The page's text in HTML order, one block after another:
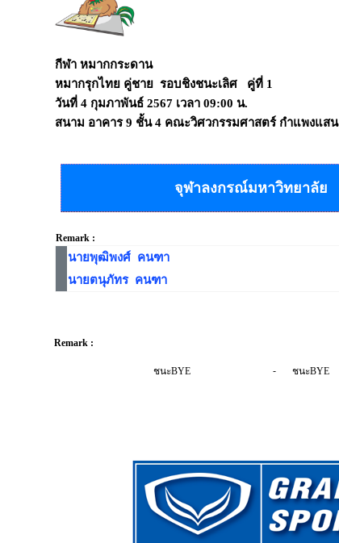
กีฬา หมากกระดาน
หมากรุกไทย คู่ชาย รอบชิงชนะเลิศ คู่ที่ 1
วันที่ 4 กุมภาพันธ์ 2567 เวลา 09:00 น.
สนาม อาคาร 9 ชั้น 4 คณะวิศวกรรมศาสตร์ กำแพงแสน
จุฬาลงกรณ์มหาวิทยาลัย
Remark :
นายพุฒิพงศ์ คนฑา
นายตนุภัทร คนฑา
Remark :
ชนะBYE - ชนะBYE